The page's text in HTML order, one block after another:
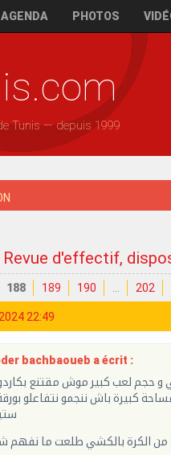
AGENDA PHOTOS
Tunis — depuis 1999
Revue d'effectif,
188 189 190 202
22:49
bachbaoueb a écrit :
و حجم لعب كبير موش مقتنع
كبيرة باش ننجمو نتفاعلو
من الكرة بالكشي طلعت ما نفهم